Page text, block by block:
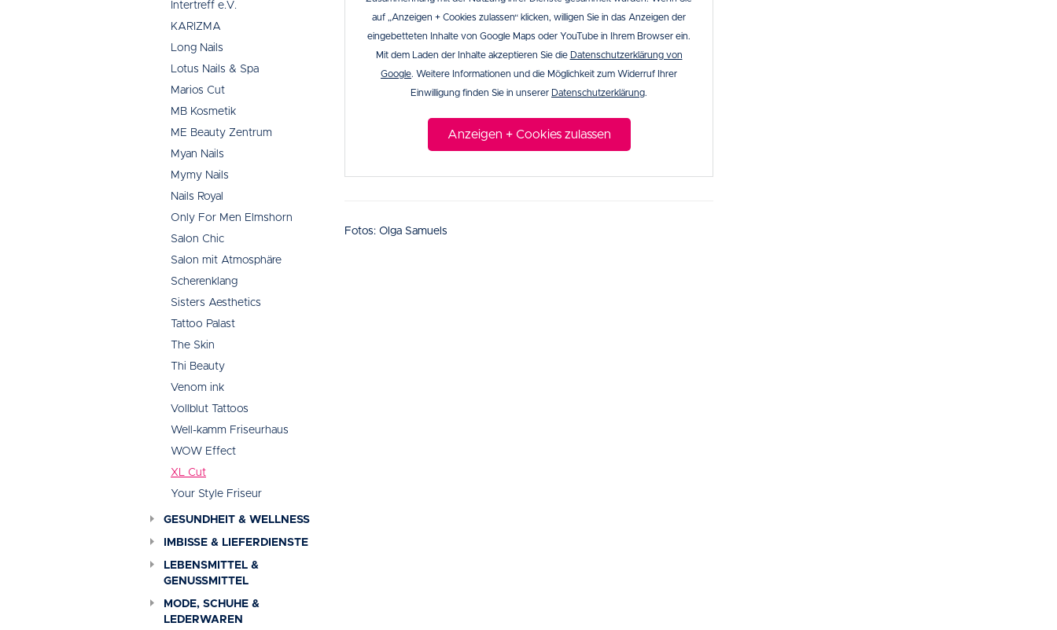
Intertreff e.V.
KARIZMA
Long Nails
Lotus Nails & Spa
Marios Cut
MB Kosmetik
ME Beauty Zentrum
Myan Nails
Mymy Nails
Nails Royal
Only For Men Elmshorn
Salon Chic
Salon mit Atmosphäre
Scherenklang
Sisters Aesthetics
Tattoo Palast
The Skin
Thi Beauty
Venom ink
Vollblut Tattoos
Well-kamm Friseurhaus
WOW Effect
XL Cut
Your Style Friseur
GESUNDHEIT & WELLNESS
IMBISSE & LIEFERDIENSTE
LEBENSMITTEL &
GENUSSMITTEL
MODE, SCHUHE &
LEDERWAREN
auf „Anzeigen + Cookies zulassen“ klicken, willigen Sie in das Anzeigen der
eingebetteten Inhalte von Google Maps oder YouTube in Ihrem Browser ein.
Mit dem Laden der Inhalte akzeptieren Sie die Datenschutzerklärung von
Google. Weitere Informationen und die Möglichkeit zum Widerruf Ihrer
Einwilligung finden Sie in unserer Datenschutzerklärung.
Anzeigen + Cookies zulassen
Fotos: Olga Samuels